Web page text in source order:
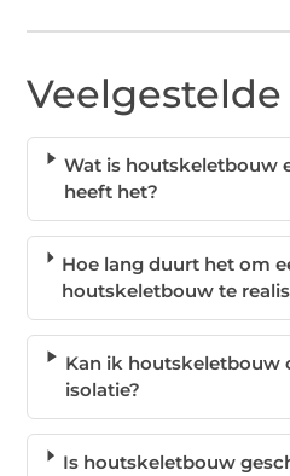
Wat is houtskeletbouw
heeft het?
Hoe lang duurt het om
houtskeletbouw te
Kan ik houtskeletbouw
isolatie?
Is houtskeletbouw